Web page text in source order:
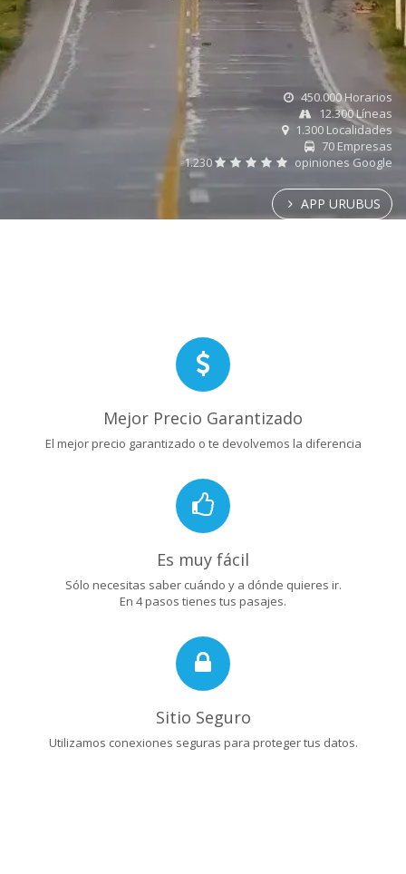
450.000 Horarios
12.300 Líneas
1.300 Localidades
70 Empresas
1.230
opiniones Google
APP URUBUS
Mejor Precio Garantizado
El mejor precio garantizado o te devolvemos la diferencia
Es muy fácil
Sólo necesitas saber cuándo y a dónde quieres ir.
En 4 pasos tienes tus pasajes.
Sitio Seguro
Utilizamos conexiones seguras para proteger tus datos.